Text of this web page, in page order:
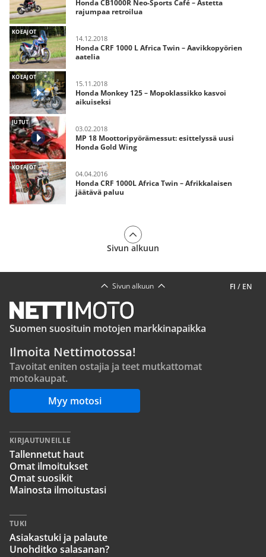
Honda CB1000R Neo-Sports Café – Astetta
rajumpaa retroilua
KOEAJOT
14.12.2018
Honda CRF 1000 L Africa Twin – Aavikkopyörien
aatelia
KOEAJOT
15.11.2018
Honda Monkey 125 – Mopoklassikko kasvoi
aikuiseksi
JUTUT
03.02.2018
MP 18 Moottoripyörämessut: esittelyssä uusi
Honda Gold Wing
KOEAJOT
04.04.2016
Honda CRF 1000L Africa Twin – Afrikkalaisen
jäätävä paluu
Sivun alkuun
FI / EN
Sivun alkuun
Suomen suosituin motojen markkinapaikka
Ilmoita Nettimotossa!
Tavoitat eniten ostajia ja teet mutkattomat
motokaupat.
Myy motosi
KIRJAUTUNEILLE
Tallennetut haut
Omat ilmoitukset
Omat suosikit
Mainosta ilmoitustasi
TUKI
Asiakastuki ja palaute
Unohditko salasanan?